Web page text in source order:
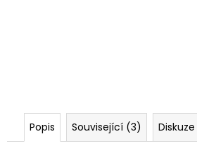
Popis Související (3) Diskuze